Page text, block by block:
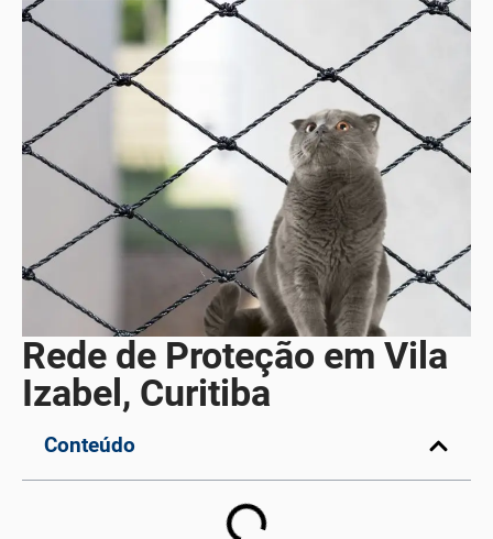
Rede de Proteção em Vila
Izabel, Curitiba
Conteúdo